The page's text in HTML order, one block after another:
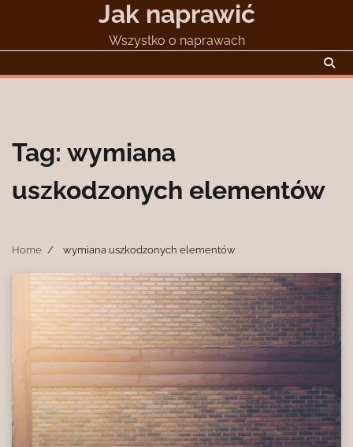
Jak naprawić
Wszystko o naprawach
Tag: wymiana
uszkodzonych elementów
Home wymiana uszkodzonych elementów